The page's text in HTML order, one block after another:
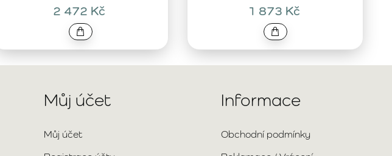
2 472 Kč 1 873 Kč
Můj účet
Můj účet
Informace
Obchodní podmínky